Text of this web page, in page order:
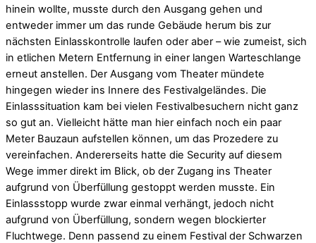
hinein wollte, musste durch den Ausgang gehen und
entweder immer um das runde Gebäude herum bis zur
nächsten Einlasskontrolle laufen oder aber – wie zumeist, sich
in etlichen Metern Entfernung in einer langen Warteschlange
erneut anstellen. Der Ausgang vom Theater mündete
hingegen wieder ins Innere des Festivalgeländes. Die
Einlasssituation kam bei vielen Festivalbesuchern nicht ganz
so gut an. Vielleicht hätte man hier einfach noch ein paar
Meter Bauzaun aufstellen können, um das Prozedere zu
vereinfachen. Andererseits hatte die Security auf diesem
Wege immer direkt im Blick, ob der Zugang ins Theater
aufgrund von Überfüllung gestoppt werden musste. Ein
Einlassstopp wurde zwar einmal verhängt, jedoch nicht
aufgrund von Überfüllung, sondern wegen blockierter
Fluchtwege. Denn passend zu einem Festival der Schwarzen